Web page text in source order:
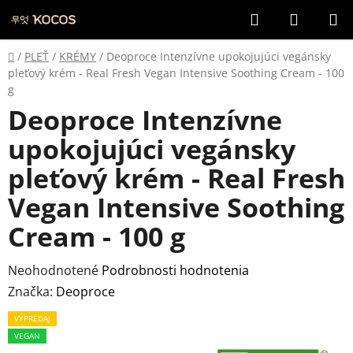
na
obsah
Hľadať
KOŠÍK
Domov
/ PLEŤ / KRÉMY / Deoproce Intenzívne upokojujúci vegánsky
pleťový krém - Real Fresh Vegan Intensive Soothing Cream - 100
g
Deoproce Intenzívne
upokojujúci vegánsky
pleťový krém - Real Fresh
Vegan Intensive Soothing
Cream - 100 g
Priemerné
hodnotenie
produktu
je
Neohodnotené Podrobnosti hodnotenia
Značka: Deoproce
VÝPREDAJ
VEGAN